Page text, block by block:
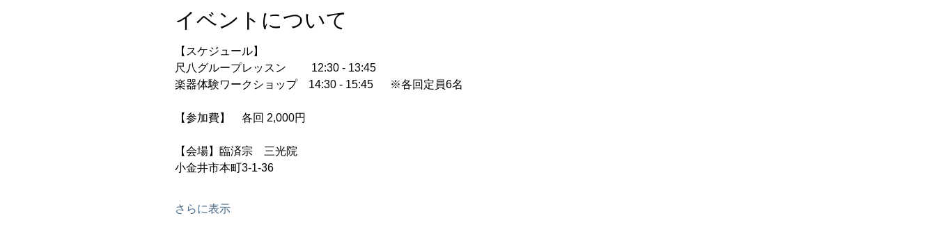
イベントについて
【スケジュール】
尺八グループレッスン 　　12:30 - 13:45
楽器体験ワークショップ　14:30 - 15:45  　※各回定員6名
【参加費】　各回 2,000円
【会場】臨済宗　三光院
小金井市本町3-1-36
さらに表示